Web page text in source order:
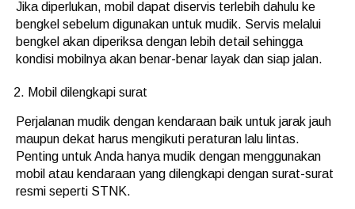
Jika diperlukan, mobil dapat diservis terlebih dahulu ke
bengkel sebelum digunakan untuk mudik. Servis melalui
bengkel akan diperiksa dengan lebih detail sehingga
kondisi mobilnya akan benar-benar layak dan siap jalan.
Mobil dilengkapi surat
Perjalanan mudik dengan kendaraan baik untuk jarak jauh
maupun dekat harus mengikuti peraturan lalu lintas.
Penting untuk Anda hanya mudik dengan menggunakan
mobil atau kendaraan yang dilengkapi dengan surat-surat
resmi seperti STNK.